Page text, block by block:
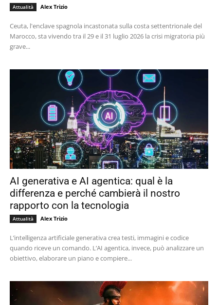
Attualità Alex Trizio
Ceuta, l'enclave spagnola incastonata sulla costa settentrionale del
Marocco, sta vivendo tra il 29 e il 31 luglio 2026 la crisi migratoria più
grave...
AI generativa e AI agentica: qual è la
differenza e perché cambierà il nostro
rapporto con la tecnologia
Attualità Alex Trizio
L’intelligenza artificiale generativa crea testi, immagini e codice
quando riceve un comando. L’AI agentica, invece, può analizzare un
obiettivo, elaborare un piano e compiere...